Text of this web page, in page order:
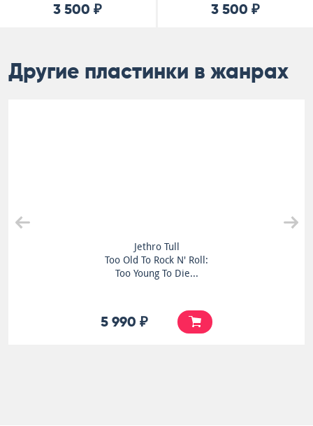
3 500 ₽ 3 500 ₽
Другие пластинки в жанрах
Jethro Tull
Too Old To Rock N' Roll:
Too Young To Die...
5 990 ₽